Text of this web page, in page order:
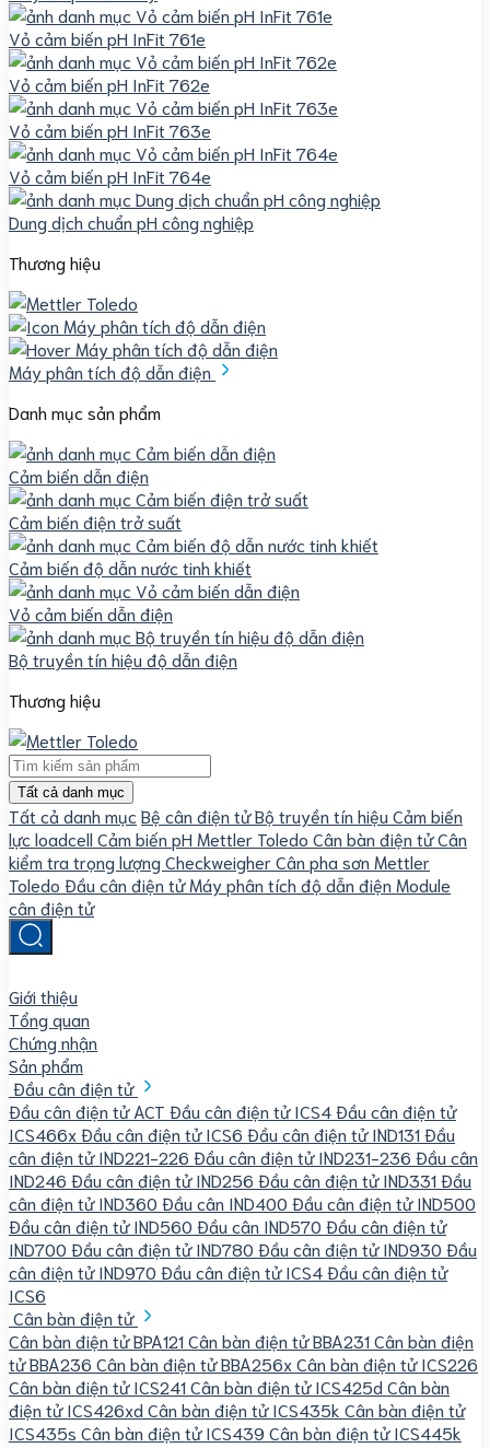
Vỏ cảm biến pH InFit 761e
Vỏ cảm biến pH InFit 762e
Vỏ cảm biến pH InFit 763e
Vỏ cảm biến pH InFit 764e
Dung dịch chuẩn pH công nghiệp
Thương hiệu
Máy phân tích độ dẫn điện
Danh mục sản phẩm
Cảm biến dẫn điện
Cảm biến điện trở suất
Cảm biến độ dẫn nước tinh khiết
Vỏ cảm biến dẫn điện
Bộ truyền tín hiệu độ dẫn điện
Thương hiệu
Tất cả danh mục
Tất cả danh mục Bệ cân điện tửBộ truyền tín hiệu Cảm biến
lực loadcell Cảm biến pH Mettler Toledo Cân bàn điện tửCân
kiểm tra trọng lượng CheckweigherCân pha sơn Mettler
Toledo Đầu cân điện tửMáy phân tích độ dẫn điện Module
cân điện tử
Giới thiệu
Tổng quan
Chứng nhận
Sản phẩm
Đầu cân điện tử
Đầu cân điện tử ACT Đầu cân điện tử ICS4Đầu cân điện tử
ICS466xĐầu cân điện tử ICS6 Đầu cân điện tử IND131Đầu
cân điện tử IND221-226 Đầu cân điện tử IND231-236 Đầu cân
IND246 Đầu cân điện tử IND256 Đầu cân điện tử IND331Đầu
cân điện tử IND360 Đầu cân IND400 Đầu cân điện tử IND500
Đầu cân điện tử IND560 Đầu cân IND570 Đầu cân điện tử
IND700 Đầu cân điện tử IND780 Đầu cân điện tử IND930 Đầu
cân điện tử IND970 Đầu cân điện tử ICS4Đầu cân điện tử
ICS6
Cân bàn điện tử
Cân bàn điện tử BPA121Cân bàn điện tử BBA231Cân bàn điện
tử BBA236 Cân bàn điện tử BBA256xCân bàn điện tử ICS226
Cân bàn điện tử ICS241Cân bàn điện tử ICS425d Cân bàn
điện tử ICS426xd Cân bàn điện tử ICS435k Cân bàn điện tử
ICS435s Cân bàn điện tử ICS439 Cân bàn điện tử ICS445k